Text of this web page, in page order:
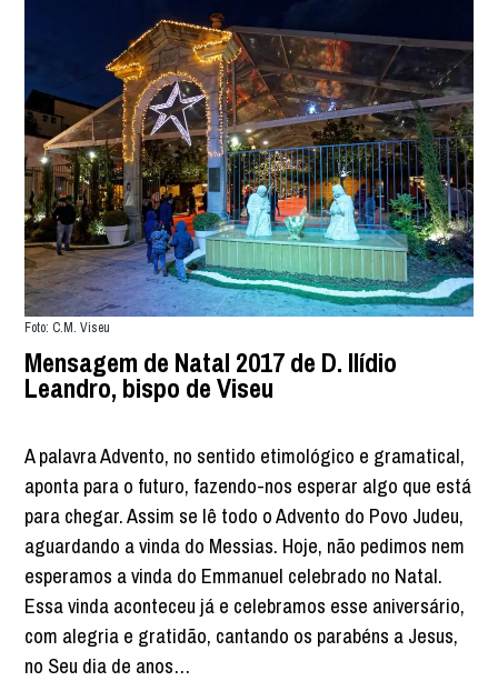
Foto: C.M. Viseu
Mensagem de Natal 2017 de D. Ilídio
Leandro, bispo de Viseu
A palavra Advento, no sentido etimológico e gramatical,
aponta para o futuro, fazendo-nos esperar algo que está
para chegar. Assim se lê todo o Advento do Povo Judeu,
aguardando a vinda do Messias. Hoje, não pedimos nem
esperamos a vinda do Emmanuel celebrado no Natal.
Essa vinda aconteceu já e celebramos esse aniversário,
com alegria e gratidão, cantando os parabéns a Jesus,
no Seu dia de anos…